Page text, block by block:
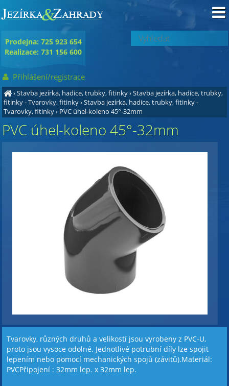
›Stavba jezírka, hadice, trubky, fitinky›Stavba jezírka, hadice, trubky,
fitinky - Tvarovky, fitinky›Stavba jezírka, hadice, trubky, fitinky -
Tvarovky, fitinky› PVC úhel-koleno 45°-32mm
PVC úhel-koleno 45°-32mm
Tvarovky, různých druhů a velikostí jsou vyrobeny z PVC-U,
proto jsou vysoce odolné. Jednotlivé potrubní díly lze spojit
lepením nebo pomocí mechanických spojů (závitů).Materiál:
PVCPřipojení : 32mm lep. x 32mm lep.
Prodejna: 725 923 654
Realizace: 731 156 600
Přihlášení/registrace